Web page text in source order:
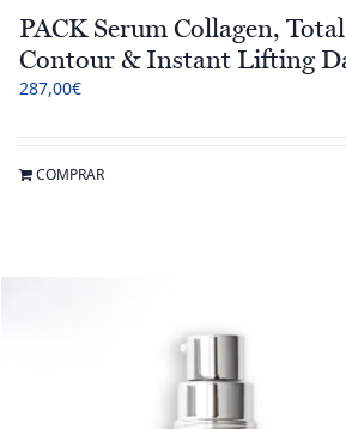
PACK Serum Collagen,
Contour & Instant Lifting
287,00€
COMPRAR